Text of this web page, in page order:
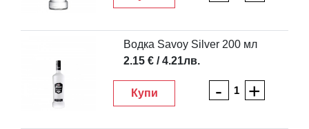
Водка Savoy Silver 200 мл
2.15 € / 4.21лв.
Купи - +